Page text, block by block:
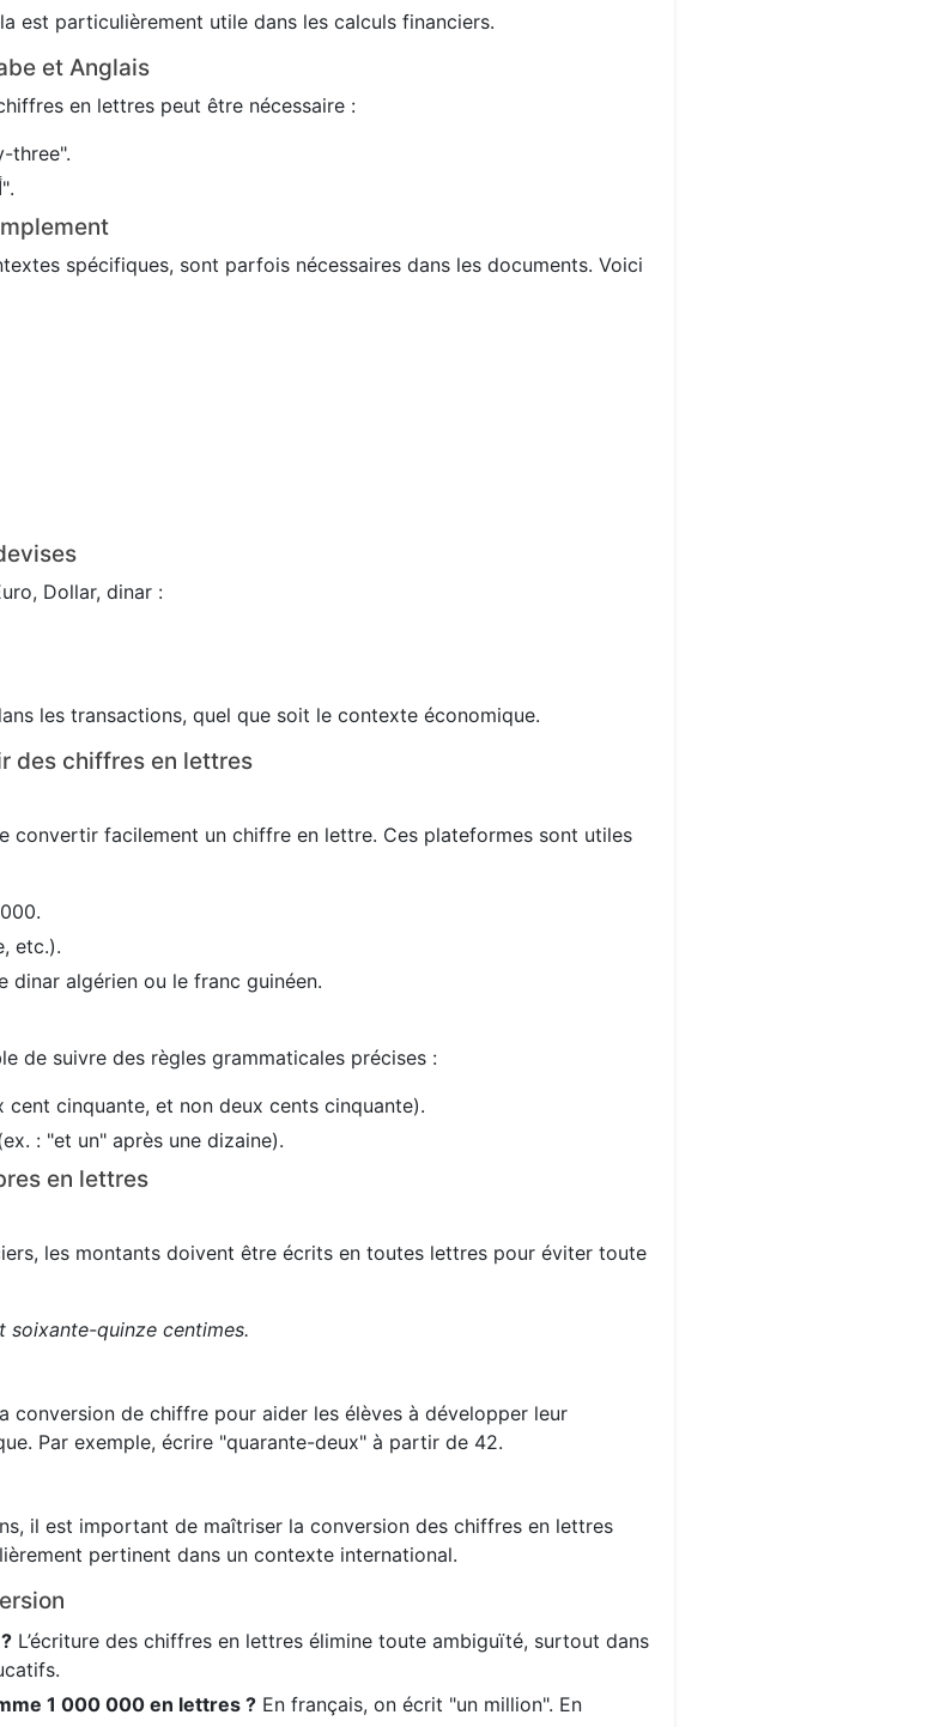
est particulièrement utile dans les calculs financiers.
et Anglais
en lettres peut être nécessaire :
three".
En arabe : 456 → "أربعمائة وستة وخمسون".
spécifiques, sont parfois nécessaires dans les documents. Voici
Dollar, dinar :
les transactions, quel que soit le contexte économique.
des chiffres en lettres
convertir facilement un chiffre en lettre. Ces plateformes sont utiles
etc.).
dinar algérien ou le franc guinéen.
de suivre des règles grammaticales précises :
cinquante, et non deux cents cinquante).
: "et un" après une dizaine).
en lettres
les montants doivent être écrits en toutes lettres pour éviter toute
quinze centimes.
conversion de chiffre pour aider les élèves à développer leur
Par exemple, écrire "quarante-deux" à partir de 42.
il est important de maîtriser la conversion des chiffres en lettres
pertinent dans un contexte international.
L’écriture des chiffres en lettres élimine toute ambiguïté, surtout dans
1 000 000 en lettres ? En français, on écrit "un million". En